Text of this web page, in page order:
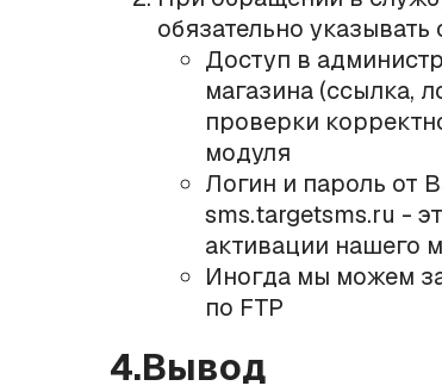
обязательно
Доступ в
магазина (ссылка,
проверки
модуля
Логин и пароль от
sms.targetsms.ru -
активации нашего
Иногда мы можем
по FTP
4.Вывод